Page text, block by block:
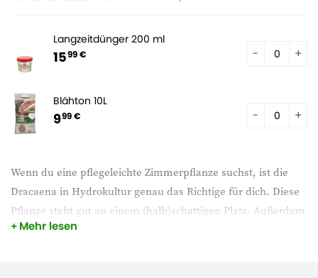
Wenn du eine pflegeleichte Zimmerpflanze suchst, ist die
Dracaena in Hydrokultur genau das Richtige für dich. Diese
Pflanze steht gut an einem (halb)schattigen Platz. Außerdem
verbraucht der Drachenbaum wenig Wasser. Gib ihr einen
Mehr lesen
Langzeitdünger 200 ml
1599 €
Blähton 10L
999 €